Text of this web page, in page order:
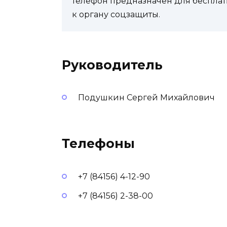
к органу соцзащиты.
Руководитель
Подушкин Сергей Михайлович
Телефоны
+7 (84156) 4-12-90
+7 (84156) 2-38-00